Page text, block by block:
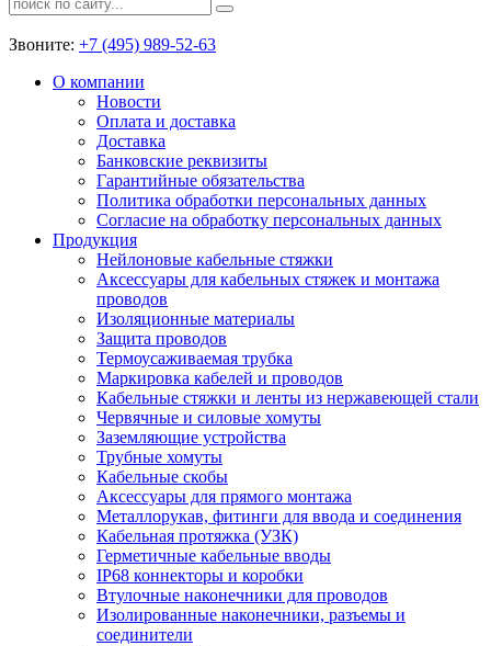
Звоните: +7 (495) 989-52-63
О компании
Новости
Оплата и доставка
Доставка
Банковские реквизиты
Гарантийные обязательства
Политика обработки персональных данных
Согласие на обработку персональных данных
Продукция
Нейлоновые кабельные стяжки
Аксессуары для кабельных стяжек и монтажа
проводов
Изоляционные материалы
Защита проводов
Термоусаживаемая трубка
Маркировка кабелей и проводов
Кабельные стяжки и ленты из нержавеющей стали
Червячные и силовые хомуты
Заземляющие устройства
Трубные хомуты
Кабельные скобы
Аксессуары для прямого монтажа
Металлорукав, фитинги для ввода и соединения
Кабельная протяжка (УЗК)
Герметичные кабельные вводы
IP68 коннекторы и коробки
Втулочные наконечники для проводов
Изолированные наконечники, разъемы и
соединители